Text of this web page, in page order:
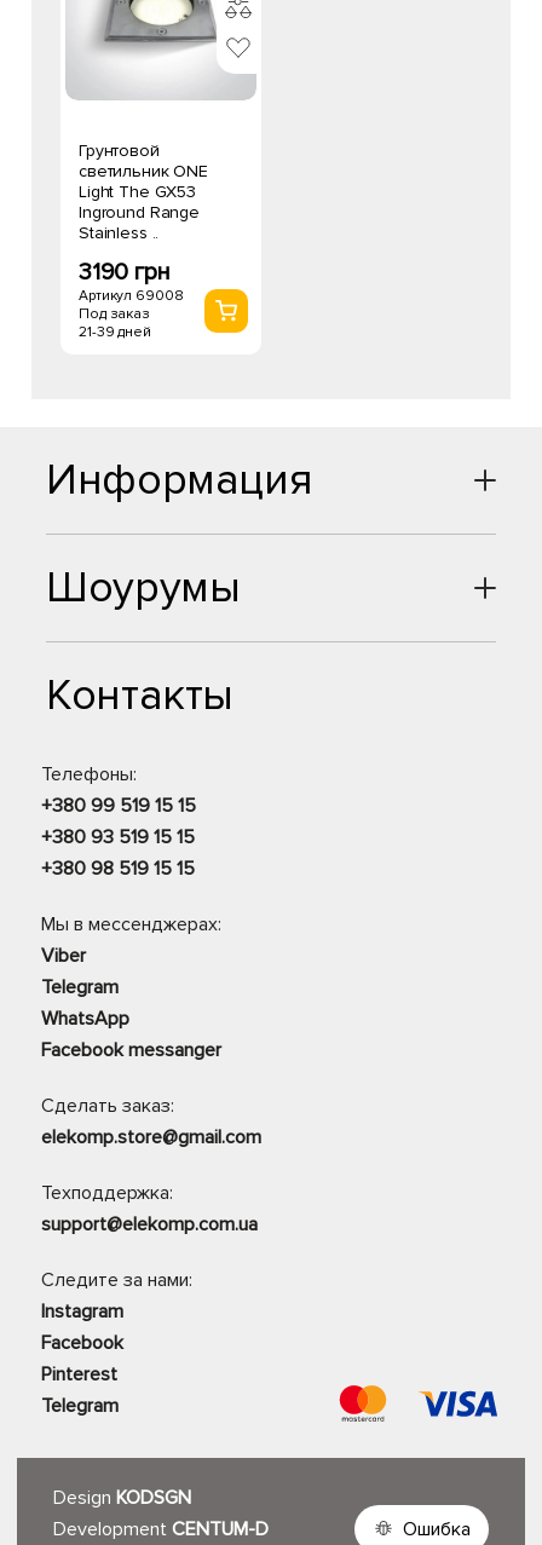
Грунтовой
светильник ONE
Light The GX53
Inground Range
Stainless ..
3190 грн
Артикул 69008
Под заказ
21-39 дней
Шоурумы
Контакты
Телефоны:
+380 99 519 15 15
+380 93 519 15 15
+380 98 519 15 15
Мы в мессенджерах:
Viber
Telegram
WhatsApp
Facebook messanger
Сделать заказ:
elekomp.store@gmail.com
Техподдержка:
support@elekomp.com.ua
Следите за нами:
Instagram
Facebook
Pinterest
Telegram
Информация
Design KODSGN
Development CENTUM-D Ошибка